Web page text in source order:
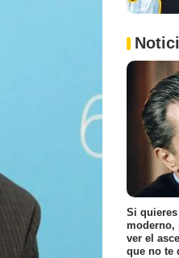
Si
moderno,
ver el
que no te